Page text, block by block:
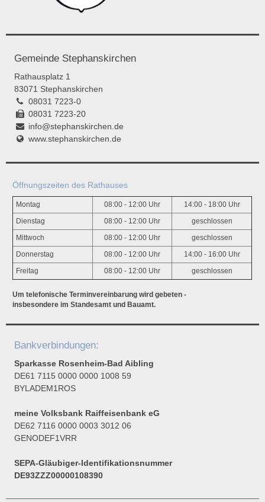
Gemeinde Stephanskirchen
Rathausplatz 1
83071 Stephanskirchen
08031 7223-0
08031 7223-20
info@stephanskirchen.de
www.stephanskirchen.de
Öffnungszeiten des Rathauses
Montag 08:00 - 12:00 Uhr 14:00 - 18:00 Uhr
Dienstag 08:00 - 12:00 Uhr geschlossen
Mittwoch 08:00 - 12:00 Uhr geschlossen
Donnerstag 08:00 - 12:00 Uhr 14:00 - 16:00 Uhr
Freitag 08:00 - 12:00 Uhr geschlossen
Um telefonische Terminvereinbarung wird gebeten -
insbesondere im Standesamt und Bauamt.
Bankverbindungen:
Sparkasse Rosenheim-Bad Aibling
DE61 7115 0000 0000 1008 59
BYLADEM1ROS
meine Volksbank Raiffeisenbank eG
DE62 7116 0000 0003 3012 06
GENODEF1VRR
SEPA-Gläubiger-Identifikationsnummer
DE93ZZZ00000108390